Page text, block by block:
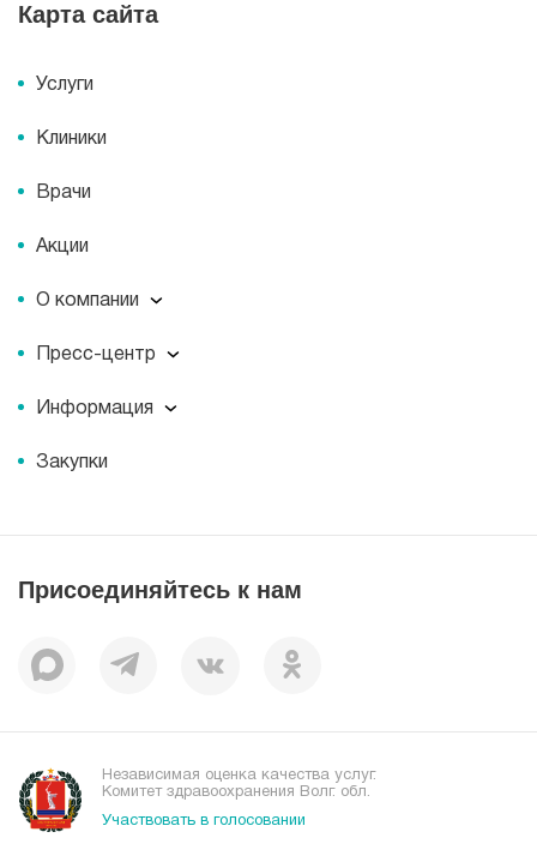
Карта сайта
Услуги
Клиники
Врачи
Акции
О компании
О компании
Миссия
История
Документы
Пациентам
Пресс-центр
Пресс-центр
Новости
Журнал для пациентов «МЕДСИ СЕГОДНЯ»
Информация
Информация
Справочник направлений
Закупки
Присоединяйтесь к нам
Независимая оценка качества услуг.
Комитет здравоохранения Волг. обл.
Участвовать в голосовании